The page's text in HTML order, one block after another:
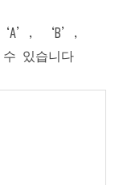
‘A’, ‘B’,
있습니다